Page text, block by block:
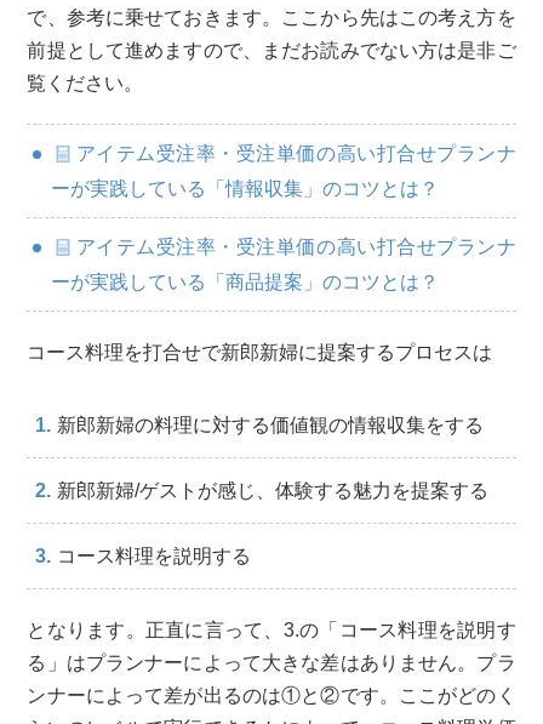
で、参考に乗せておきます。ここから先はこの考え方を
前提として進めますので、まだお読みでない方は是非ご
覧ください。
アイテム受注率・受注単価の高い打合せプランナ
ーが実践している「情報収集」のコツとは？
アイテム受注率・受注単価の高い打合せプランナ
ーが実践している「商品提案」のコツとは？
コース料理を打合せで新郎新婦に提案するプロセスは
新郎新婦の料理に対する価値観の情報収集をする
新郎新婦/ゲストが感じ、体験する魅力を提案する
コース料理を説明する
となります。正直に言って、3.の「コース料理を説明す
る」はプランナーによって大きな差はありません。プラ
ンナーによって差が出るのは①と②です。ここがどのく